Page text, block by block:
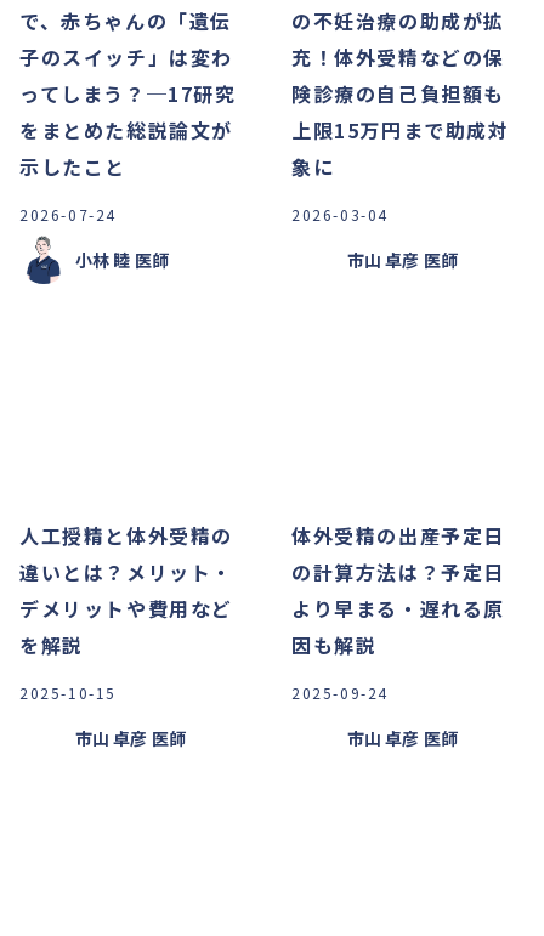
で、赤ちゃんの「遺伝
子のスイッチ」は変わ
ってしまう？─17研究
をまとめた総説論文が
示したこと
2026-07-24
小林 睦 医師
の不妊治療の助成が拡
充！体外受精などの保
険診療の自己負担額も
上限15万円まで助成対
象に
2026-03-04
市山 卓彦 医師
人工授精と体外受精の
違いとは？メリット・
デメリットや費用など
を解説
2025-10-15
市山 卓彦 医師
体外受精の出産予定日
の計算方法は？予定日
より早まる・遅れる原
因も解説
2025-09-24
市山 卓彦 医師